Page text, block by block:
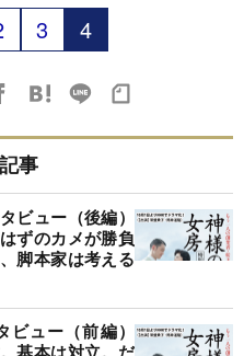
3 4
事
ビュー（後編）
ずのカメが勝負
脚本家は考える
ュー（前編）